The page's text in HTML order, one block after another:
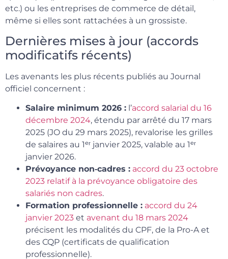
etc.) ou les entreprises de commerce de détail,
même si elles sont rattachées à un grossiste.
Dernières mises à jour (accords
modificatifs récents)
Les avenants les plus récents publiés au Journal
officiel concernent :
Salaire minimum 2026 : l’accord salarial du 16
décembre 2024, étendu par arrêté du 17 mars
2025 (JO du 29 mars 2025), revalorise les grilles
de salaires au 1ᵉʳ janvier 2025, valable au 1ᵉʳ
janvier 2026.
Prévoyance non‑cadres : accord du 23 octobre
2023 relatif à la prévoyance obligatoire des
salariés non cadres.
Formation professionnelle : accord du 24
janvier 2023 et avenant du 18 mars 2024
précisent les modalités du CPF, de la Pro-A et
des CQP (certificats de qualification
professionnelle).